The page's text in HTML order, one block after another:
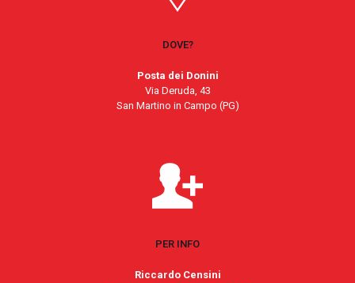
DOVE?
Posta dei Donini
Via Deruda, 43
San Martino in Campo (PG)
PER INFO
Riccardo Censini